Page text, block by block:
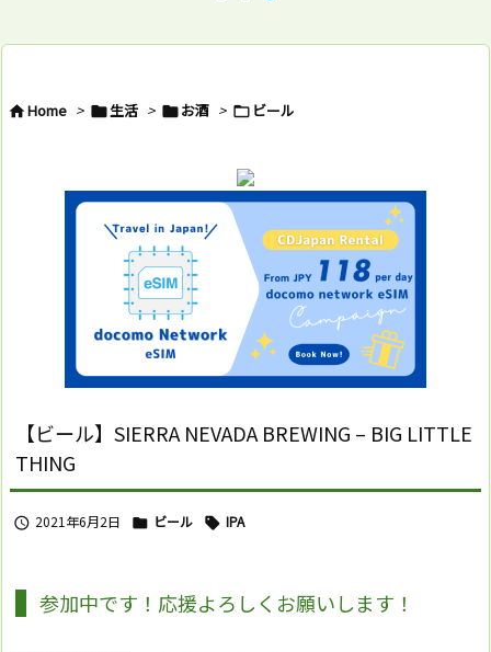
Home > 生活 > お酒 >  ビール
【ビール】SIERRA NEVADA BREWING – BIG LITTLE
THING
 2021年6月2日  ビール  IPA
参加中です！応援よろしくお願いします！